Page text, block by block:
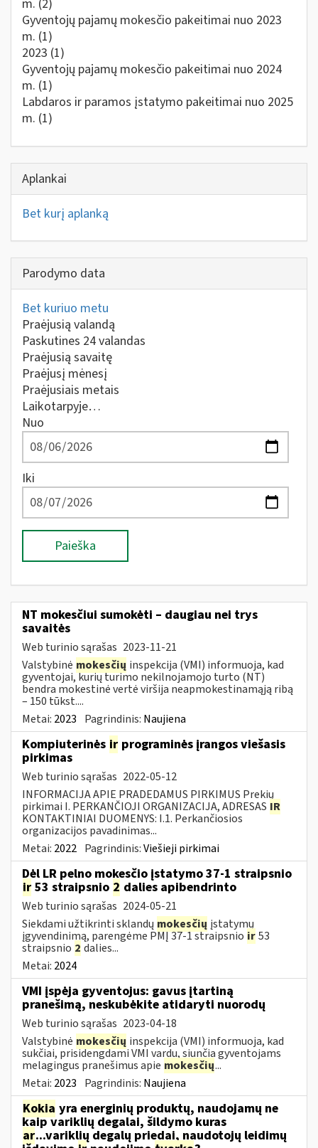
m. (2)
Gyventojų pajamų mokesčio pakeitimai nuo 2023
m. (1)
2023 (1)
Gyventojų pajamų mokesčio pakeitimai nuo 2024
m. (1)
Labdaros ir paramos įstatymo pakeitimai nuo 2025
m. (1)
Aplankai
Bet kurį aplanką
Parodymo data
Bet kuriuo metu
Praėjusią valandą
Paskutines 24 valandas
Praėjusią savaitę
Praėjusį mėnesį
Praėjusiais metais
Laikotarpyje…
Nuo
Iki
Paieška
NT mokesčiui sumokėti – daugiau nei trys
savaitės
Web turinio sąrašas 2023-11-21
Valstybinė mokesčių inspekcija (VMI) informuoja, kad
gyventojai, kurių turimo nekilnojamojo turto (NT)
bendra mokestinė vertė viršija neapmokestinamąją ribą
– 150 tūkst....
Metai: 2023 Pagrindinis: Naujiena
Kompiuterinės ir programinės įrangos viešasis
pirkimas
Web turinio sąrašas 2022-05-12
INFORMACIJA APIE PRADEDAMUS PIRKIMUS Prekių
pirkimai I. PERKANČIOJI ORGANIZACIJA, ADRESAS IR
KONTAKTINIAI DUOMENYS: I.1. Perkančiosios
organizacijos pavadinimas...
Metai: 2022 Pagrindinis:Viešieji pirkimai
Dėl LR pelno mokesčio įstatymo 37-1 straipsnio
ir 53 straipsnio 2 dalies apibendrinto
Web turinio sąrašas 2024-05-21
Siekdami užtikrinti sklandų mokesčių įstatymų
įgyvendinimą, parengėme PMĮ 37-1 straipsnio ir53
straipsnio 2 dalies...
Metai: 2024
VMI įspėja gyventojus: gavus įtartiną
pranešimą, neskubėkite atidaryti nuorodų
Web turinio sąrašas 2023-04-18
Valstybinė mokesčių inspekcija (VMI) informuoja, kad
sukčiai, prisidengdami VMI vardu, siunčia gyventojams
melagingus pranešimus apie mokesčių...
Metai: 2023 Pagrindinis: Naujiena
Kokia yra energinių produktų, naudojamų ne
kaip variklių degalai, šildymo kuras
ar...variklių degalų priedai, naudotojų leidimų